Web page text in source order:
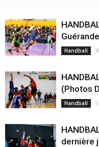
Handball
(Photos
Handball
dernière